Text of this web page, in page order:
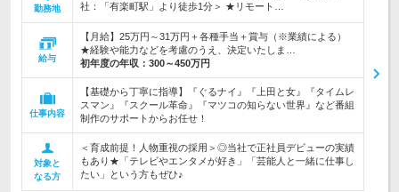
勤務地
社：「有楽町駅」より徒歩1分＞ ★リモート…
給与
【月給】25万円～31万円＋各種手当＋賞与（※業績による）
★経験や能力などを考慮のうえ、決定いたしま…
初年度の年収： 300～450万円
仕事内容
【基礎から丁寧に指導】『ぐるナイ』『上田と女』『タイムレ
スマン』『スクール革命』『マツコの知らない世界』など番組
制作のサポートからお任せ！
対象と
なる方
＜育成前提！人物重視の採用＞◎当社で正社員デビューの実績
もあり★「テレビやエンタメが好き」「芸能人と一緒に仕事し
たい」という方もぜひ♪